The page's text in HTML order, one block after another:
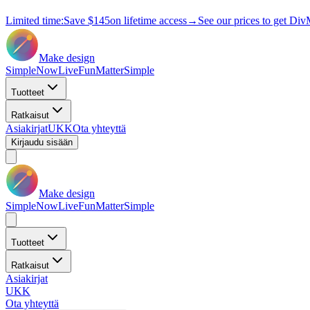
Limited time:Save $145on lifetime access→ See our prices to get
Make design
SimpleNowLiveFunMatterSimple
Tuotteet
Ratkaisut
AsiakirjatUKKOta yhteyttä
Kirjaudu sisään
Make design
SimpleNowLiveFunMatterSimple
Tuotteet
Ratkaisut
Asiakirjat
UKK
Ota yhteyttä